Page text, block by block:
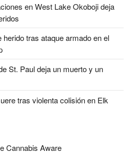
en West Lake Okoboji deja
tras ataque armado en el
St. Paul deja un muerto y un
tras violenta colisión en Elk